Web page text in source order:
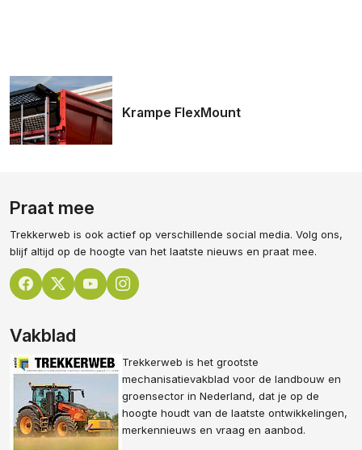
Krampe FlexMount
Praat mee
Trekkerweb is ook actief op verschillende social media. Volg ons,
blijf altijd op de hoogte van het laatste nieuws en praat mee.
Vakblad
Trekkerweb is het grootste
mechanisatievakblad voor de landbouw en
groensector in Nederland, dat je op de
hoogte houdt van de laatste ontwikkelingen,
merkennieuws en vraag en aanbod.